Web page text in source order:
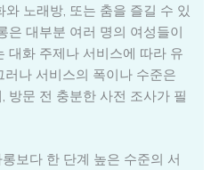
노래방, 또는 춤을 즐길 수 있
은 대부분 여러 명의 여성들이
대화 주제나 서비스에 따라 유
나 서비스의 폭이나 수준은
방문 전 충분한 사전 조사가 필
보다 한 단계 높은 수준의 서